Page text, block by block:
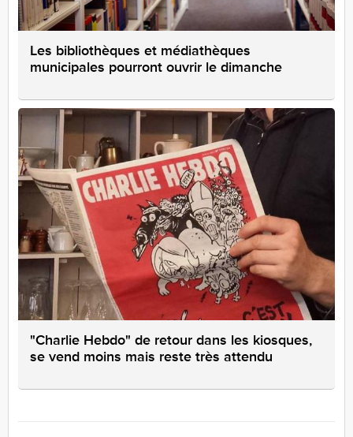
Les bibliothèques et médiathèques
municipales pourront ouvrir le dimanche
"Charlie Hebdo" de retour dans les kiosques,
se vend moins mais reste très attendu